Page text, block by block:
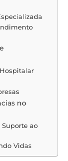
no
ao
Vidas